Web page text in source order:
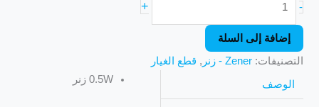
-
+
إضافة إلى السلة
التصنيفات:Zener - زنر , قطع الغيار
الوصف 0.5W زنر